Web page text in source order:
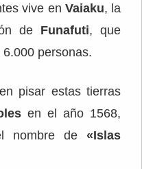
vive en Vaiaku, la
de Funafuti, que
personas.
pisar estas tierras
en el año 1568,
nombre de «Islas